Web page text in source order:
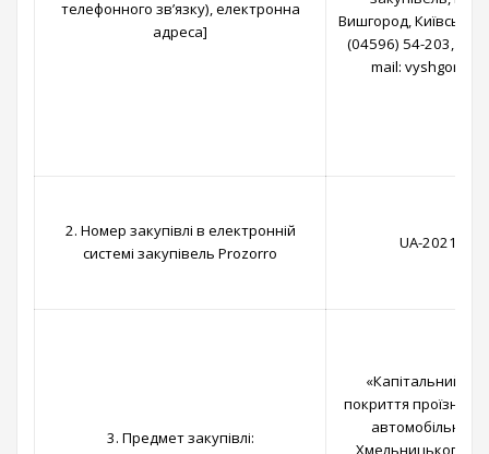
телефонного зв’язку), електронна
адреса]
Вишгород, Київська
(04596) 54-203,
mail:
2. Номер закупівлі в електронній
системі закупівель Prozorro
UA-2021-
3. Предмет закупівлі:
«Капітальний
покриття проїзної
автомобільних
Хмельницького, 1